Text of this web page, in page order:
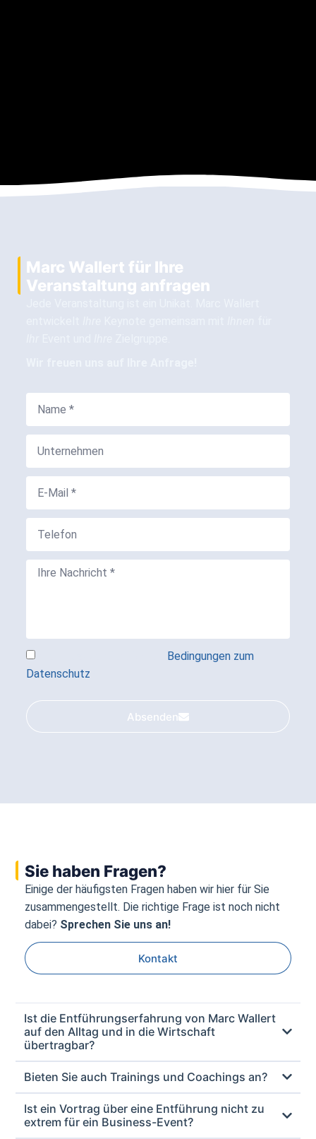
Marc Wallert für Ihre
Veranstaltung anfragen
Bedingungen zum
Datenschutz
Absenden
Sie haben Fragen?
Einige der häufigsten Fragen haben wir hier für Sie
zusammengestellt. Die richtige Frage ist noch nicht
dabei? Sprechen Sie uns an!
Kontakt
Ist die Entführungserfahrung von Marc Wallert
auf den Alltag und in die Wirtschaft
übertragbar?
Bieten Sie auch Trainings und Coachings an?
Ist ein Vortrag über eine Entführung nicht zu
extrem für ein Business-Event?